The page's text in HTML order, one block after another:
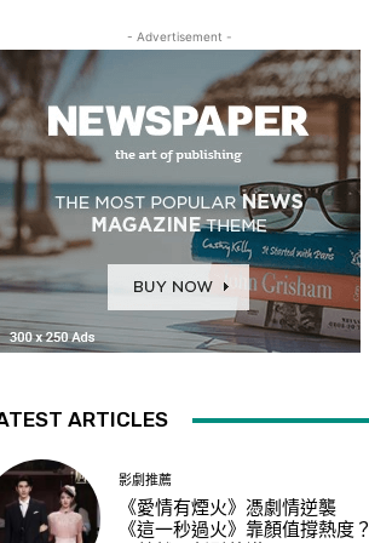
- Advertisement -
ARTICLES
影劇推薦
《愛情有煙火》憑劇情逆襲
《這一秒過火》靠顏值撐熱度？